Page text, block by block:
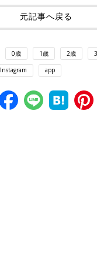
元記事へ戻る
0歳 1歳 2歳
Instagram app